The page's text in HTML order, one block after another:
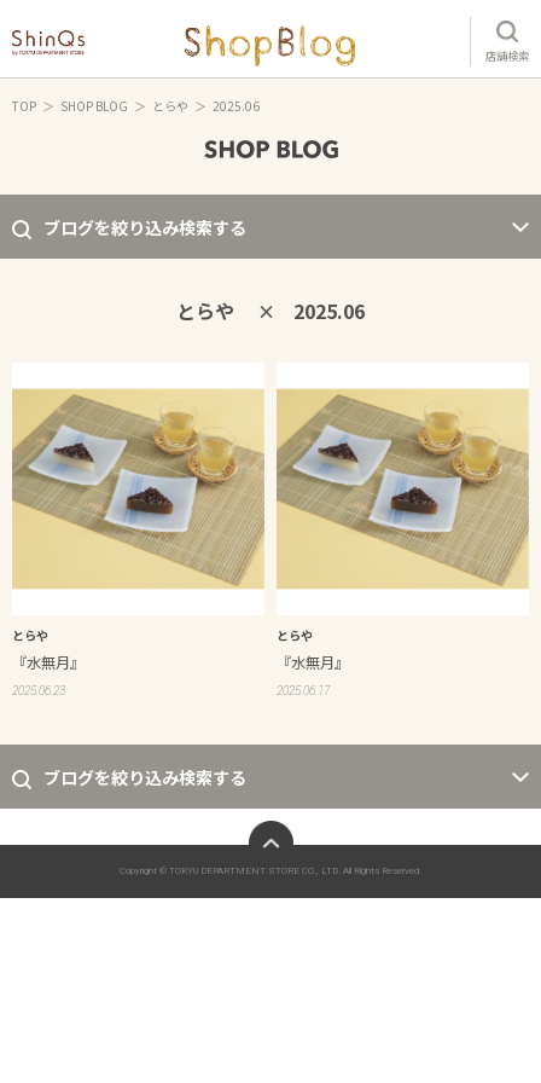
店舗検索
TOP SHOP BLOG とらや 2025.06
ブログを絞り込み検索する
とらや × 2025.06
とらや
『水無月』
2025.06.23
とらや
『水無月』
2025.06.17
ブログを絞り込み検索する
Copyright © TOKYU DEPARTMENT STORE CO., LTD. All Rights Reserved.